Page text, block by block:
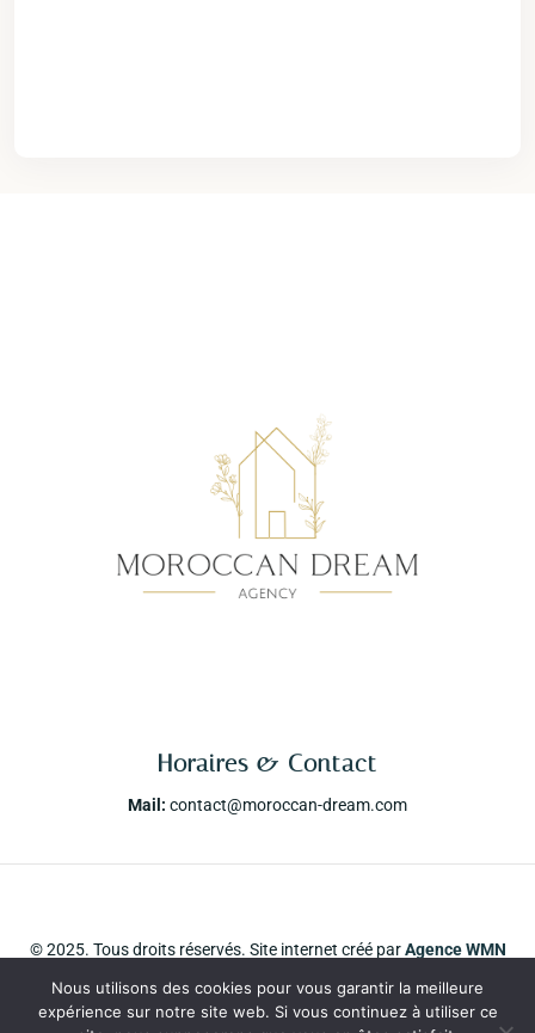
Horaires & Contact
Mail: contact@moroccan-dream.com
© 2025. Tous droits réservés. Site internet créé parAgence WMN
Mentions LégalesPolitique de confidentialité
Nous utilisons des cookies pour vous garantir la meilleure
expérience sur notre site web. Si vous continuez à utiliser ce